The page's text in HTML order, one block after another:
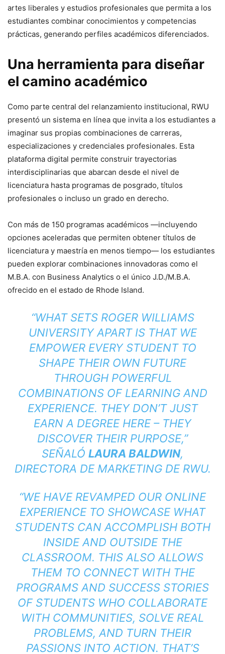
artes liberales y estudios profesionales que permita a los
estudiantes combinar conocimientos y competencias
prácticas, generando perfiles académicos diferenciados.
Una herramienta para diseñar
el camino académico
Como parte central del relanzamiento institucional, RWU
presentó un sistema en línea que invita a los estudiantes a
imaginar sus propias combinaciones de carreras,
especializaciones y credenciales profesionales. Esta
plataforma digital permite construir trayectorias
interdisciplinarias que abarcan desde el nivel de
licenciatura hasta programas de posgrado, títulos
profesionales o incluso un grado en derecho.
Con más de 150 programas académicos —incluyendo
opciones aceleradas que permiten obtener títulos de
licenciatura y maestría en menos tiempo— los estudiantes
pueden explorar combinaciones innovadoras como el
M.B.A. con Business Analytics o el único J.D./M.B.A.
ofrecido en el estado de Rhode Island.
“WHAT SETS ROGER WILLIAMS
UNIVERSITY APART IS THAT WE
EMPOWER EVERY STUDENT TO
SHAPE THEIR OWN FUTURE
THROUGH POWERFUL
COMBINATIONS OF LEARNING AND
EXPERIENCE. THEY DON’T JUST
EARN A DEGREE HERE – THEY
DISCOVER THEIR PURPOSE,”
SEÑALÓ LAURA BALDWIN,
DIRECTORA DE MARKETING DE RWU.
“WE HAVE REVAMPED OUR ONLINE
EXPERIENCE TO SHOWCASE WHAT
STUDENTS CAN ACCOMPLISH BOTH
INSIDE AND OUTSIDE THE
CLASSROOM. THIS ALSO ALLOWS
THEM TO CONNECT WITH THE
PROGRAMS AND SUCCESS STORIES
OF STUDENTS WHO COLLABORATE
WITH COMMUNITIES, SOLVE REAL
PROBLEMS, AND TURN THEIR
PASSIONS INTO ACTION. THAT’S